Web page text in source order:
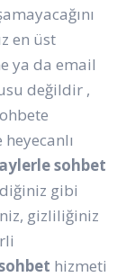
en üst
ya da email
değildir ,
sohbet
gibi
gizliliğiniz
hizmeti